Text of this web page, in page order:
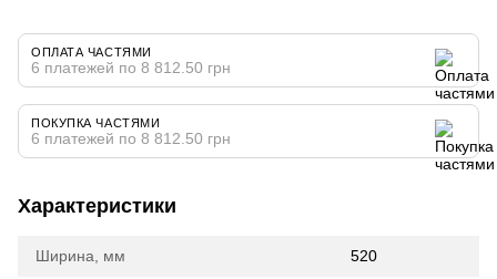
ОПЛАТА ЧАСТЯМИ
6 платежей по 8 812.50 грн
ПОКУПКА ЧАСТЯМИ
6 платежей по 8 812.50 грн
Характеристики
Ширина, мм 520